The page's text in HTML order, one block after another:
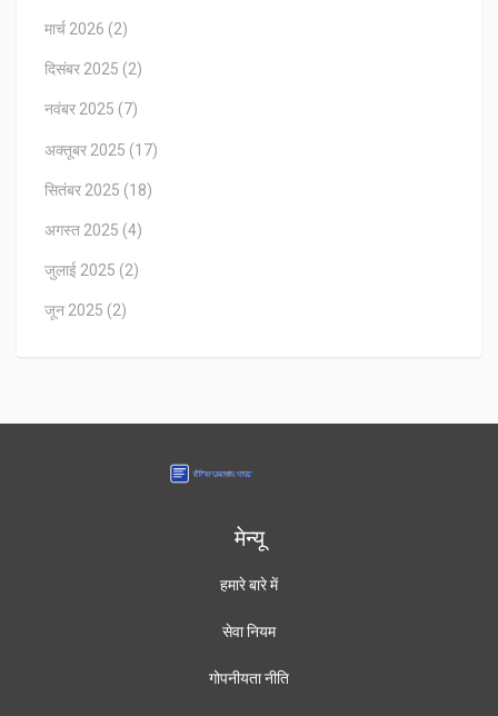
मार्च 2026 (2)
दिसंबर 2025 (2)
नवंबर 2025 (7)
अक्तूबर 2025 (17)
सितंबर 2025 (18)
अगस्त 2025 (4)
जुलाई 2025 (2)
जून 2025 (2)
मेन्यू
हमारे बारे में
सेवा नियम
गोपनीयता नीति